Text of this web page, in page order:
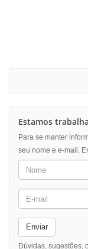
Estamos
Para se manter
seu nome e e-mail.
Enviar
Dúvidas, sugestões,